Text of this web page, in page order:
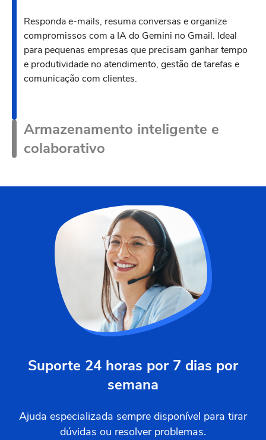
correções automáticas, sua equipe trabalha com mais
agilidade.
Responda e-mails, resuma conversas e organize
compromissos com a IA do Gemini no Gmail. Ideal
para pequenas empresas que precisam ganhar tempo
e produtividade no atendimento, gestão de tarefas e
comunicação com clientes.
Armazenamento inteligente e
colaborativo
equipe e encontre tudo com facilidade no Google
Drive. Com suporte a diversos formatos e recursos
inteligentes, seu trabalho fica mais organizado, seguro
e acessível em qualquer dispositivo.
Suporte 24 horas por 7 dias por
semana
Ajuda especializada sempre disponível para tirar
dúvidas ou resolver problemas.